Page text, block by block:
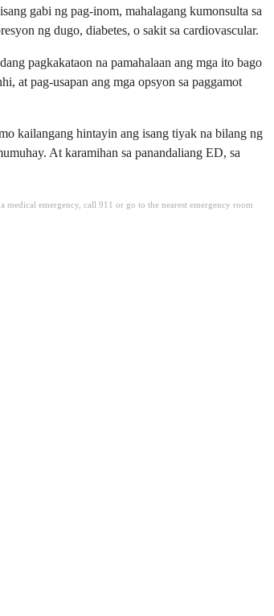
gabi ng pag-inom, mahalagang kumonsulta sa
ng dugo, diabetes, o sakit sa cardiovascular.
pagkakataon na pamahalaan ang mga ito bago
at pag-usapan ang mga opsyon sa paggamot
kailangang hintayin ang isang tiyak na bilang ng
At karamihan sa panandaliang ED, sa
emergency, call 911 or go to the nearest emergency room